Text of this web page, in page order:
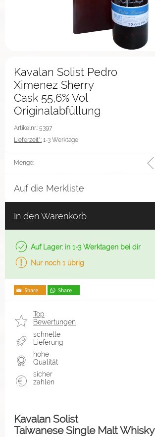
Kavalan Solist Pedro
Ximenez Sherry
Cask 55,6% Vol
Originalabfüllung
Artikelnr.: 5397
Lieferzeit*: 1-3 Werktage
Menge:
Auf die Merkliste
In den Warenkorb
Auf Lager: in 1-3 Werktagen bei dir
Nur noch 1 übrig
Top
Bewertungen
schnelle
Lieferung
hohe
Qualität
sicher
zahlen
Kavalan Solist
Taiwanese Single Malt Whisky